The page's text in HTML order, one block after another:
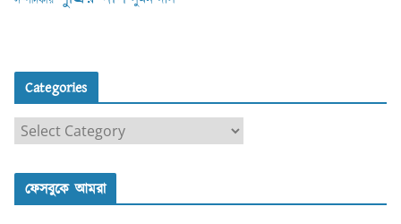
Categories
a
t
ফেসবুকে আমরা